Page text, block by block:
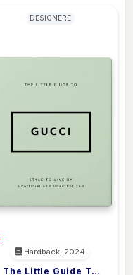
DESIGNERE
Hardback, 2024
The Little Guide To